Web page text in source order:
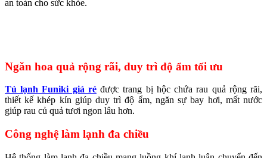
an toàn cho sức khỏe.
Ngăn hoa quả rộng rãi, duy trì độ ẩm tối ưu
Tủ lạnh Funiki giá rẻđược trang bị hộc chứa rau quả rộng rãi,
thiết kế khép kín giúp duy trì độ ẩm, ngăn sự bay hơi, mất nước
giúp rau củ quả tươi ngon lâu hơn.
Công nghệ làm lạnh đa chiều